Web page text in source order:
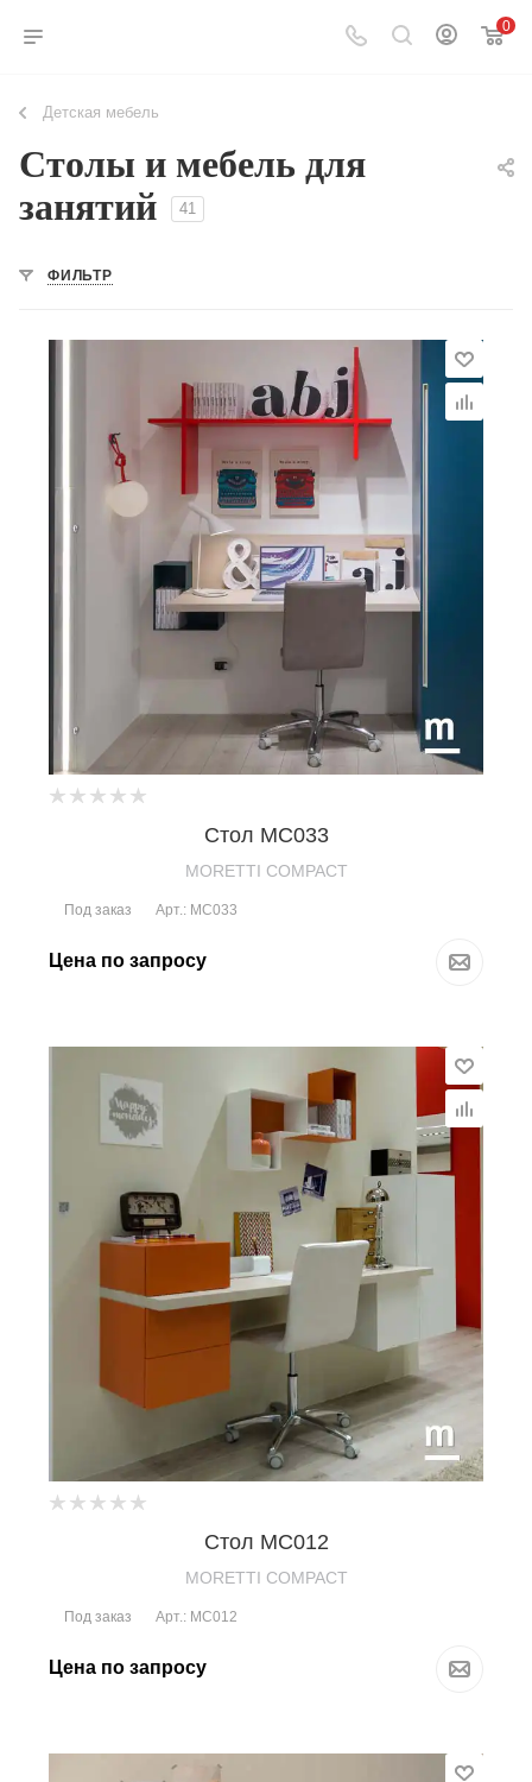
0
Детская мебель
Столы и мебель для
занятий
41
ФИЛЬТР
Стол MC033
MORETTI COMPACT
Под заказ Арт.: MC033
Цена по запросу
Стол MC012
MORETTI COMPACT
Под заказ Арт.: MC012
Цена по запросу